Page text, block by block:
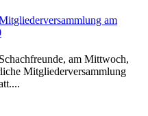
am
am Mittwoch,
Mitgliederversammlung